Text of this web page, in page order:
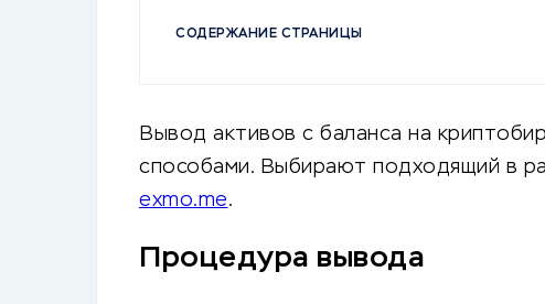
СОДЕРЖАНИЕ СТРАНИЦЫ
Вывод активов с баланса на
способами. Выбирают подходящий в
exmo.me.
Процедура вывода